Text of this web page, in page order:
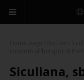
Siculiana,